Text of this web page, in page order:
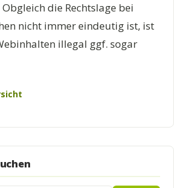
die Rechtslage bei
nicht immer eindeutig ist, ist
illegal ggf. sogar